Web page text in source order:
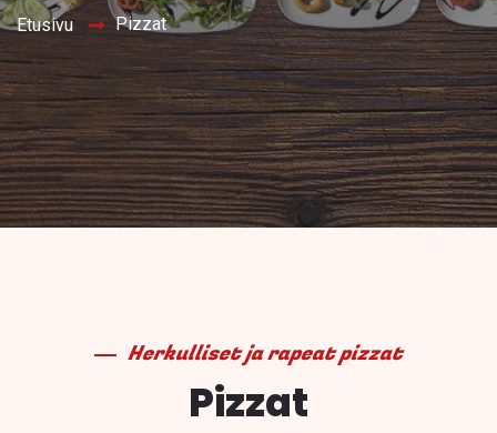
Etusivu Pizzat
Herkulliset ja rapeat pizzat
Pizzat